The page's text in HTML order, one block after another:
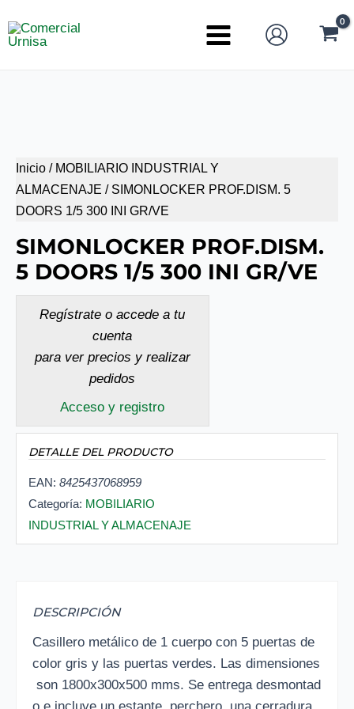
al
Main
Inicio / MOBILIARIO INDUSTRIAL Y
ALMACENAJE / SIMONLOCKER PROF.DISM. 5
DOORS 1/5 300 INI GR/VE
SIMONLOCKER PROF.DISM.
5 DOORS 1/5 300 INI GR/VE
Regístrate o accede a tu
cuenta
para ver precios y realizar
pedidos
Acceso y registro
DETALLE DEL PRODUCTO
EAN: 8425437068959
Categoría: MOBILIARIO
INDUSTRIAL Y ALMACENAJE
DESCRIPCIÓN
Casillero metálico de 1 cuerpo con 5 puertas de
color gris y las puertas verdes. Las dimensiones
son 1800x300x500 mms. Se entrega desmontad